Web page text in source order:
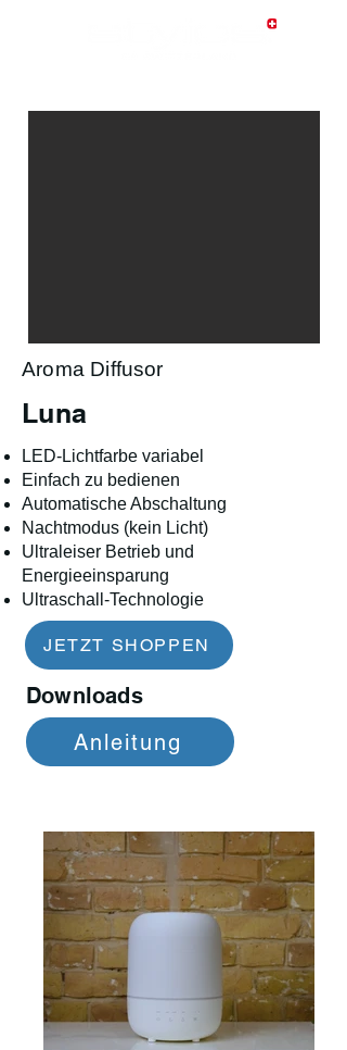
Aroma Diffusor
Luna
LED-Lichtfarbe variabel
Einfach zu bedienen
Automatische Abschaltung
Nachtmodus (kein Licht)
Ultraleiser Betrieb und
Energieeinsparung
Ultraschall-Technologie
JETZT SHOPPEN
Downloads
Anleitung